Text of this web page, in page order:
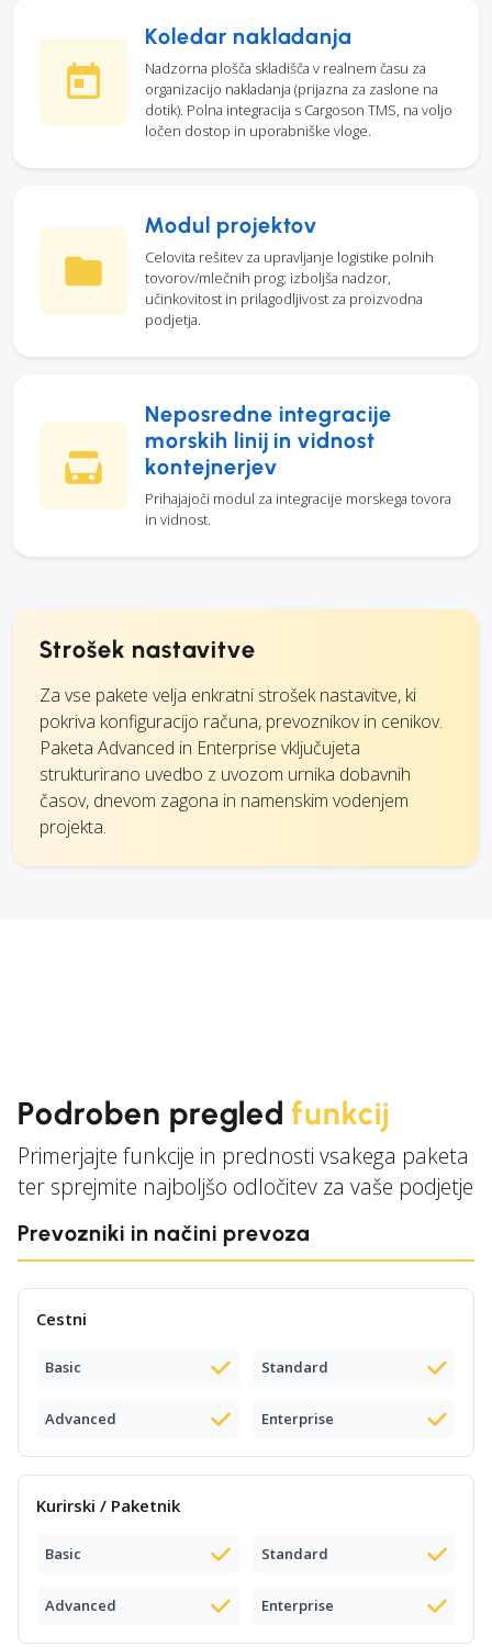
Koledar nakladanja
Nadzorna plošča skladišča v realnem času za
organizacijo nakladanja (prijazna za zaslone na
dotik). Polna integracija s Cargoson TMS, na voljo
ločen dostop in uporabniške vloge.
Modul projektov
Celovita rešitev za upravljanje logistike polnih
tovorov/mlečnih prog; izboljša nadzor,
učinkovitost in prilagodljivost za proizvodna
podjetja.
Neposredne integracije
morskih linij in vidnost
kontejnerjev
Prihajajoči modul za integracije morskega tovora
in vidnost.
Strošek nastavitve
Za vse pakete velja enkratni strošek nastavitve, ki
pokriva konfiguracijo računa, prevoznikov in cenikov.
Paketa Advanced in Enterprise vključujeta
strukturirano uvedbo z uvozom urnika dobavnih
časov, dnevom zagona in namenskim vodenjem
projekta.
Podroben pregledfunkcij
Primerjajte funkcije in prednosti vsakega paketa
ter sprejmite najboljšo odločitev za vaše podjetje
Prevozniki in načini prevoza
Cestni
Basic Standard
Advanced Enterprise
Kurirski / Paketnik
Basic Standard
Advanced Enterprise